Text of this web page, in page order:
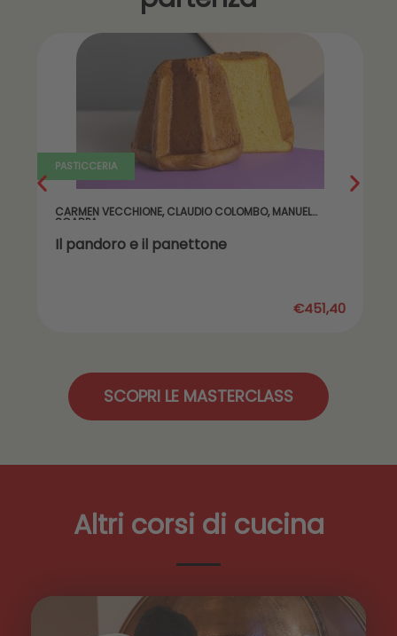
PASTICCERIA
CARMEN VECCHIONE,CLAUDIO COLOMBO,MANUEL
SCARPA
Il pandoro e il panettone
€451,40
SCOPRI LE MASTERCLASS
Altri corsi di cucina